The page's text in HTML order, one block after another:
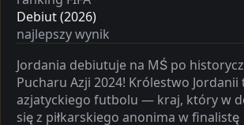
Debiut (2026)
najlepszy wynik
Jordania debiutuje na MŚ po
Pucharu Azji 2024! Królestwo
azjatyckiego futbolu — kraj, który w
się z piłkarskiego anonima w finalistę